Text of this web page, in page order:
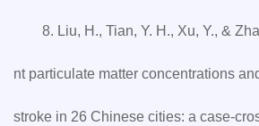
8. Liu, H., Tian, Y. H., Xu, Y., &
nt particulate matter concentrations
stroke in 26 Chinese cities: a case-